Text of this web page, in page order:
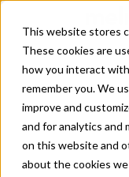
This website stores
These cookies are
how you interact
remember you. We
improve and
and for analytics
on this website and
about the cookies